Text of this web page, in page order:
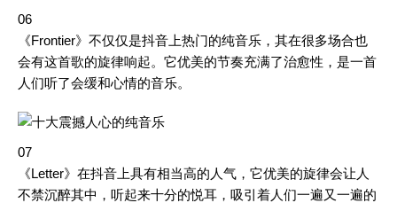
06
《Frontier》不仅仅是抖音上热门的纯音乐，其在很多场合也
会有这首歌的旋律响起。它优美的节奏充满了治愈性，是一首
人们听了会缓和心情的音乐。
07
《Letter》在抖音上具有相当高的人气，它优美的旋律会让人
不禁沉醉其中，听起来十分的悦耳，吸引着人们一遍又一遍的